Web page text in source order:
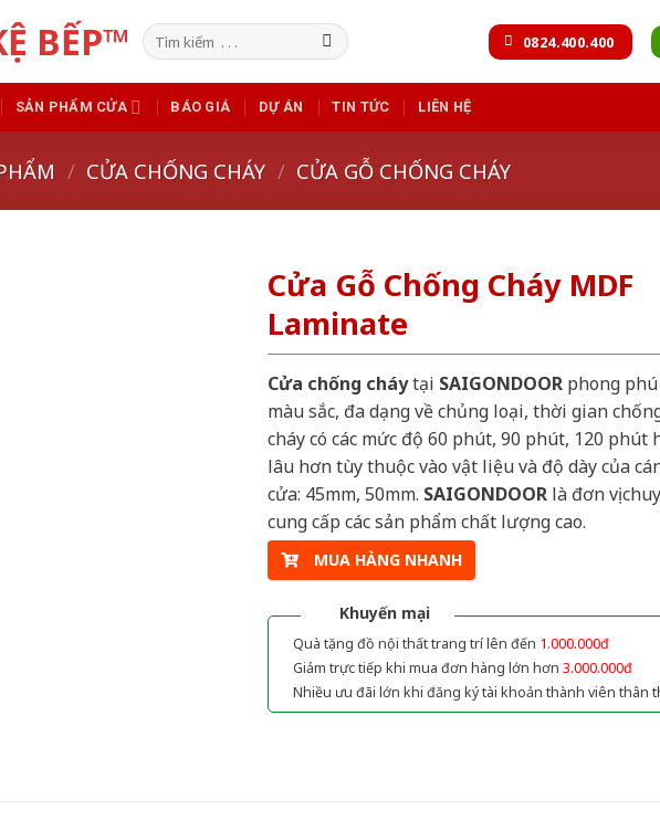
Tìm
kiếm:
0824.400.400
SẢN PHẨM CỬA BÁO GIÁ DỰ ÁN TIN TỨC LIÊN HỆ
/ CỬA CHỐNG CHÁY / CỬA GỖ CHỐNG CHÁY
Cửa Gỗ Chống Cháy MDF
Laminate
Cửa chống cháytại SAIGONDOORphong phú
màu sắc, đa dạng về chủng loại, thời gian
cháy có các mức độ 60 phút, 90 phút, 120 phút
lâu hơn tùy thuộc vào vật liệu và độ dày của
cửa: 45mm, 50mm. SAIGONDOORlà đơn vị
cung cấp các sản phẩm chất lượng cao.
MUA HÀNG NHANH
Khuyến mại
Quà tặng đồ nội thất trang trí lên đến 1.000.000đ
Giảm trực tiếp khi mua đơn hàng lớn hơn 3.000.000đ
Nhiều ưu đãi lớn khi đăng ký tài khoản thành viên thân